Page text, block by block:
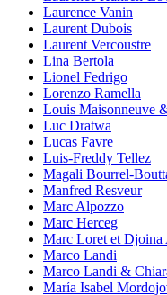
Laurence Vanin
Laurent Dubois
Laurent Vercoustre
Lina Bertola
Lionel Fedrigo
Lorenzo Ramella
Louis Maisonneuve
Luc Dratwa
Lucas Favre
Luis-Freddy Tellez
Magali Bourrel-
Manfred Resveur
Marc Alpozzo
Marc Herceg
Marc Loret et Djoina
Marco Landi
Marco Landi &
María Isabel